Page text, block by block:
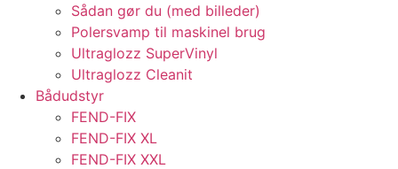
Sådan gør du (med billeder)
Polersvamp til maskinel brug
Ultraglozz SuperVinyl
Ultraglozz Cleanit
Bådudstyr
FEND-FIX
FEND-FIX XL
FEND-FIX XXL